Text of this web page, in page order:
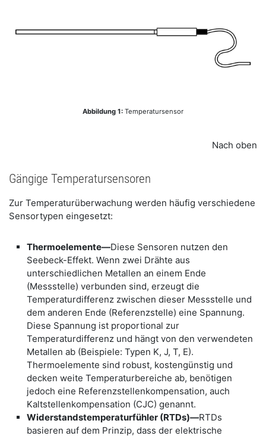
Abbildung 1: Temperatursensor
Nach oben
Gängige Temperatursensoren
Zur Temperaturüberwachung werden häufig verschiedene
Sensortypen eingesetzt:
Thermoelemente—Diese Sensoren nutzen den
Seebeck-Effekt. Wenn zwei Drähte aus
unterschiedlichen Metallen an einem Ende
(Messstelle) verbunden sind, erzeugt die
Temperaturdifferenz zwischen dieser Messstelle und
dem anderen Ende (Referenzstelle) eine Spannung.
Diese Spannung ist proportional zur
Temperaturdifferenz und hängt von den verwendeten
Metallen ab (Beispiele: Typen K, J, T, E).
Thermoelemente sind robust, kostengünstig und
decken weite Temperaturbereiche ab, benötigen
jedoch eine Referenzstellenkompensation, auch
Kaltstellenkompensation (CJC) genannt.
Widerstandstemperaturfühler (RTDs)—RTDs
basieren auf dem Prinzip, dass der elektrische